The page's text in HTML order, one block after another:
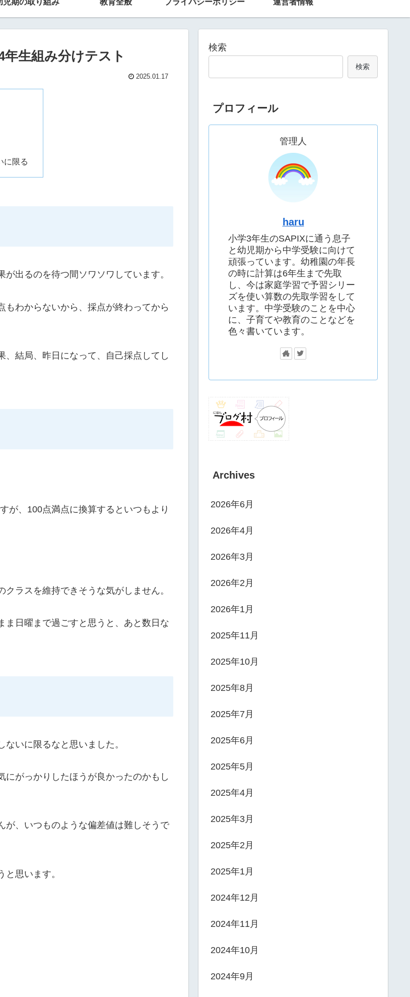
生組み分けテスト
2025.01.17
に限る
出るのを待つ間ソワソワしています。
わからないから、採点が終わってから
結局、昨日になって、自己採点してし
が、100点満点に換算するといつもより
ラスを維持できそうな気がしません。
ま日曜まで過ごすと思うと、あと数日な
いに限るなと思いました。
がっかりしたほうが良かったのかもし
が、いつものような偏差値は難しそうで
思います。
検索
検索
プロフィール
管理人
haru
小学3年生のSAPIXに通う息子
と幼児期から中学受験に向けて
頑張っています。幼稚園の年長
の時に計算は6年生まで先取
し、今は家庭学習で予習シリー
ズを使い算数の先取学習をして
います。中学受験のことを中心
に、子育てや教育のことなどを
色々書いています。
Archives
2026年6月
2026年4月
2026年3月
2026年2月
2026年1月
2025年11月
2025年10月
2025年8月
2025年7月
2025年6月
2025年5月
2025年4月
2025年3月
2025年2月
2025年1月
2024年12月
2024年11月
2024年10月
2024年9月